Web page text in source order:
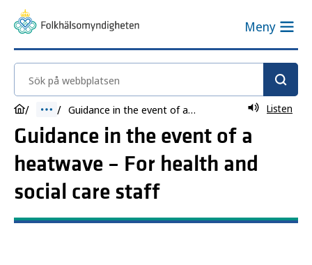
Meny
Sök på webbplatsen
Guidance in the event of a heatwave – For health and social care staff Listen
Guidance in the event of a
heatwave – For health and
social care staff